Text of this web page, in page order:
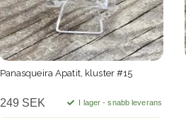
Panasqueira Apatit, kluster #15
249 SEK I lager - snabb leverans